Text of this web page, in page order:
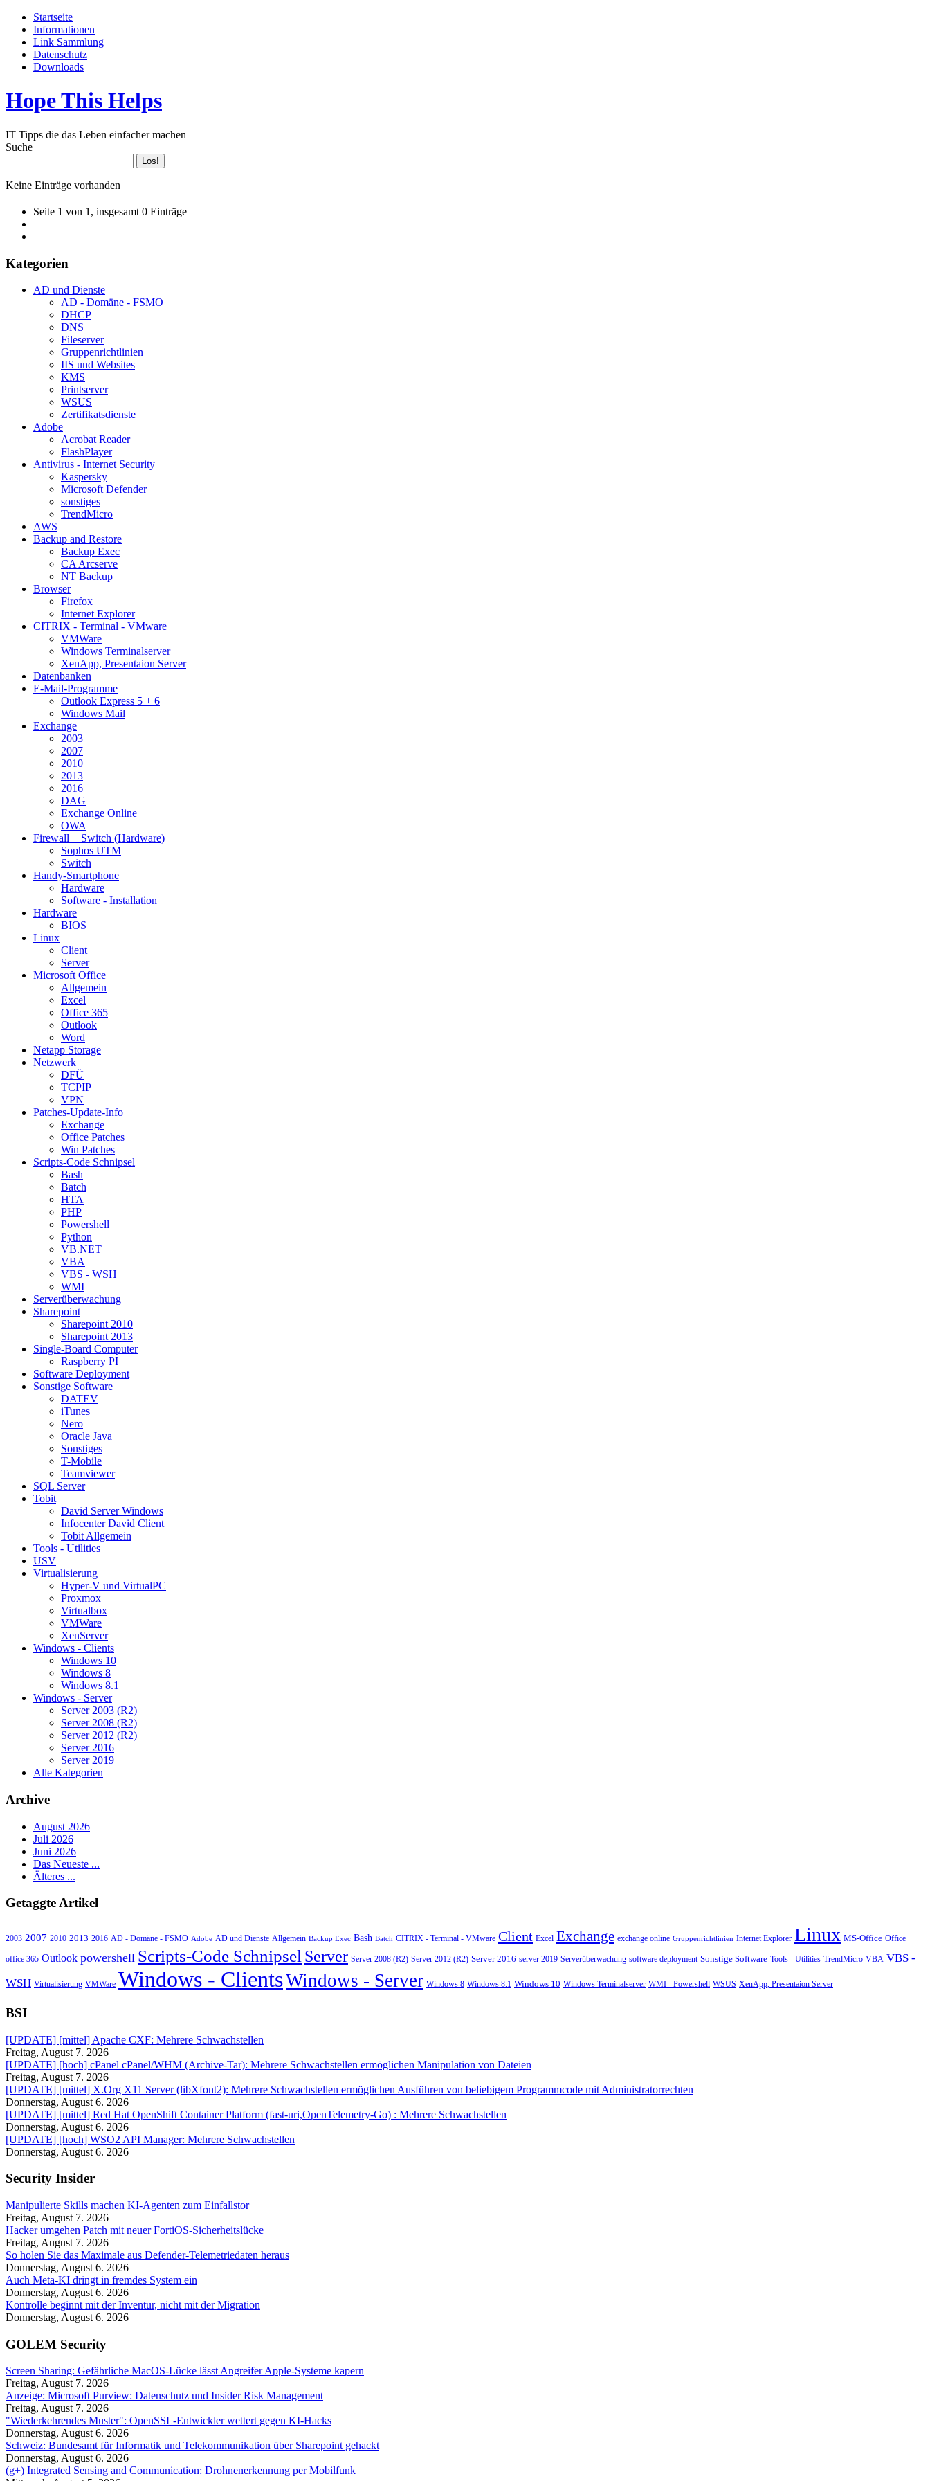
Startseite
Informationen
Link Sammlung
Datenschutz
Downloads
Hope This Helps
IT Tipps die das Leben einfacher machen
Suche
Keine Einträge vorhanden
Seite 1 von 1, insgesamt 0 Einträge
Kategorien
AD und Dienste
AD - Domäne - FSMO
DHCP
DNS
Fileserver
Gruppenrichtlinien
IIS und Websites
KMS
Printserver
WSUS
Zertifikatsdienste
Adobe
Acrobat Reader
FlashPlayer
Antivirus - Internet Security
Kaspersky
Microsoft Defender
sonstiges
TrendMicro
AWS
Backup and Restore
Backup Exec
CA Arcserve
NT Backup
Browser
Firefox
Internet Explorer
CITRIX - Terminal - VMware
VMWare
Windows Terminalserver
XenApp, Presentaion Server
Datenbanken
E-Mail-Programme
Outlook Express 5 + 6
Windows Mail
Exchange
2003
2007
2010
2013
2016
DAG
Exchange Online
OWA
Firewall + Switch (Hardware)
Sophos UTM
Switch
Handy-Smartphone
Hardware
Software - Installation
Hardware
BIOS
Linux
Client
Server
Microsoft Office
Allgemein
Excel
Office 365
Outlook
Word
Netapp Storage
Netzwerk
DFÜ
TCPIP
VPN
Patches-Update-Info
Exchange
Office Patches
Win Patches
Scripts-Code Schnipsel
Bash
Batch
HTA
PHP
Powershell
Python
VB.NET
VBA
VBS - WSH
WMI
Serverüberwachung
Sharepoint
Sharepoint 2010
Sharepoint 2013
Single-Board Computer
Raspberry PI
Software Deployment
Sonstige Software
DATEV
iTunes
Nero
Oracle Java
Sonstiges
T-Mobile
Teamviewer
SQL Server
Tobit
David Server Windows
Infocenter David Client
Tobit Allgemein
Tools - Utilities
USV
Virtualisierung
Hyper-V und VirtualPC
Proxmox
Virtualbox
VMWare
XenServer
Windows - Clients
Windows 10
Windows 8
Windows 8.1
Windows - Server
Server 2003 (R2)
Server 2008 (R2)
Server 2012 (R2)
Server 2016
Server 2019
Alle Kategorien
Archive
August 2026
Juli 2026
Juni 2026
Das Neueste ...
Älteres ...
Getaggte Artikel
2003 2007 2010 2013 2016 AD - Domäne - FSMO Adobe AD und Dienste Allgemein Backup Exec Bash Batch CITRIX - Terminal - VMware Client Excel Exchange exchange online Gruppenrichtlinien Internet Explorer Linux MS-Office Office
office 365 Outlook powershell Scripts-Code SchnipselServer Server 2008 (R2) Server 2012 (R2) Server 2016 server 2019 Serverüberwachung software deployment Sonstige Software Tools - Utilities TrendMicro VBA VBS -
WSH Virtualisierung VMWare Windows - ClientsWindows - Server Windows 8 Windows 8.1 Windows 10 Windows Terminalserver WMI - Powershell WSUS XenApp, Presentaion Server
BSI
[UPDATE] [mittel] Apache CXF: Mehrere Schwachstellen
Freitag, August 7. 2026
[UPDATE] [hoch] cPanel cPanel/WHM (Archive-Tar): Mehrere Schwachstellen ermöglichen Manipulation von Dateien
Freitag, August 7. 2026
[UPDATE] [mittel] X.Org X11 Server (libXfont2): Mehrere Schwachstellen ermöglichen Ausführen von beliebigem Programmcode mit Administratorrechten
Donnerstag, August 6. 2026
[UPDATE] [mittel] Red Hat OpenShift Container Platform (fast-uri,OpenTelemetry-Go) : Mehrere Schwachstellen
Donnerstag, August 6. 2026
[UPDATE] [hoch] WSO2 API Manager: Mehrere Schwachstellen
Donnerstag, August 6. 2026
Security Insider
Manipulierte Skills machen KI-Agenten zum Einfallstor
Freitag, August 7. 2026
Hacker umgehen Patch mit neuer FortiOS-Sicherheitslücke
Freitag, August 7. 2026
So holen Sie das Maximale aus Defender-Telemetriedaten heraus
Donnerstag, August 6. 2026
Auch Meta-KI dringt in fremdes System ein
Donnerstag, August 6. 2026
Kontrolle beginnt mit der Inventur, nicht mit der Migration
Donnerstag, August 6. 2026
GOLEM Security
Screen Sharing: Gefährliche MacOS-Lücke lässt Angreifer Apple-Systeme kapern
Freitag, August 7. 2026
Anzeige: Microsoft Purview: Datenschutz und Insider Risk Management
Freitag, August 7. 2026
"Wiederkehrendes Muster": OpenSSL-Entwickler wettert gegen KI-Hacks
Donnerstag, August 6. 2026
Schweiz: Bundesamt für Informatik und Telekommunikation über Sharepoint gehackt
Donnerstag, August 6. 2026
(g+) Integrated Sensing and Communication: Drohnenerkennung per Mobilfunk